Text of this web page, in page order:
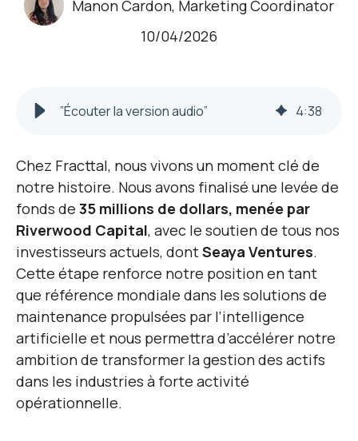
Manon Cardon, Marketing Coordinator
10/04/2026
”Écouter la version audio” 4:38
Chez Fracttal, nous vivons un moment clé de
notre histoire. Nous avons finalisé une levée de
fonds de 35 millions de dollars, menée par
Riverwood Capital, avec le soutien de tous nos
investisseurs actuels, dontSeaya Ventures.
Cette étape renforce notre position en tant
que référence mondiale dans les solutions de
maintenance propulsées par l’intelligence
artificielle et nous permettra d’accélérer notre
ambition de transformer la gestion des actifs
dans les industries à forte activité
opérationnelle.